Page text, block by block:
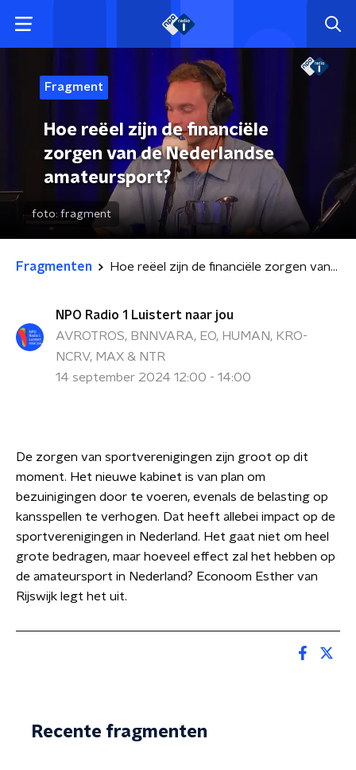
Fragment
Hoe reëel zijn de financiële
zorgen van de Nederlandse
amateursport?
foto: fragment
Fragmenten Hoe reëel zijn de financiële zorgen van de Nederlandse amateursport?
NPO Radio 1 Luistert naar jou
AVROTROS, BNNVARA, EO, HUMAN, KRO-
NCRV, MAX & NTR
14 september 2024 12:00 - 14:00
De zorgen van sportverenigingen zijn groot op dit
moment. Het nieuwe kabinet is van plan om
bezuinigingen door te voeren, evenals de belasting op
kansspellen te verhogen. Dat heeft allebei impact op de
sportverenigingen in Nederland. Het gaat niet om heel
grote bedragen, maar hoeveel effect zal het hebben op
de amateursport in Nederland? Econoom Esther van
Rijswijk legt het uit.
Recente fragmenten